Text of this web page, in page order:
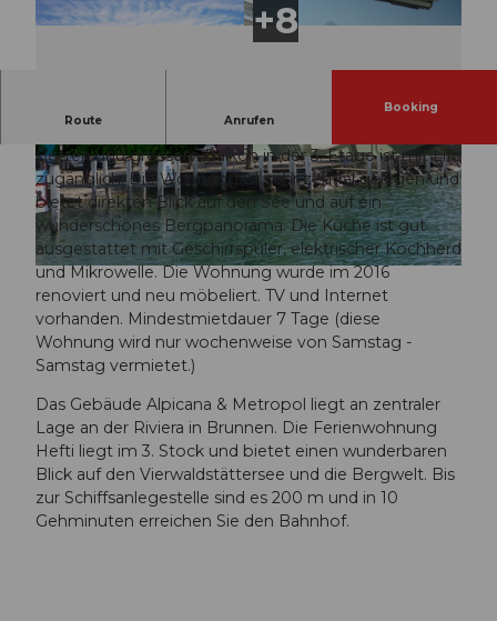
© swisshotel
© swisshotel © swisshotel
Route Anrufen
Booking
Betten und grossem Balkon in der 3. Etage ist mit Lift
zugänglich. Die Wohnung ist sehr zentral gelegen und
bietet direkten Blick auf den See und auf ein
wunderschönes Bergpanorama. Die Küche ist gut
ausgestattet mit Geschirrspüler, elektrischer Kochherd
und Mikrowelle. Die Wohnung wurde im 2016
renoviert und neu möbeliert. TV und Internet
vorhanden. Mindestmietdauer 7 Tage (diese
Wohnung wird nur wochenweise von Samstag -
Samstag vermietet.)
Das Gebäude Alpicana & Metropol liegt an zentraler
Lage an der Riviera in Brunnen. Die Ferienwohnung
Hefti liegt im 3. Stock und bietet einen wunderbaren
Blick auf den Vierwaldstättersee und die Bergwelt. Bis
zur Schiffsanlegestelle sind es 200 m und in 10
Gehminuten erreichen Sie den Bahnhof.